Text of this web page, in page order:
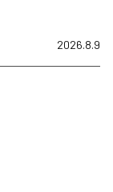
2026.8.9